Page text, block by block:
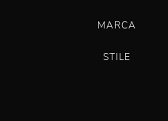
MARCA
STILE